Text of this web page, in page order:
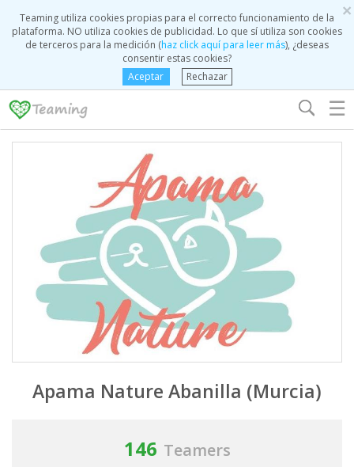
×
Teaming utiliza cookies propias para el correcto funcionamiento de la
plataforma. NO utiliza cookies de publicidad. Lo que sí utiliza son cookies
de terceros para la medición (haz click aquí para leer más), ¿deseas
consentir estas cookies?
Aceptar
Rechazar
☰
Apama Nature Abanilla (Murcia)
146 Teamers